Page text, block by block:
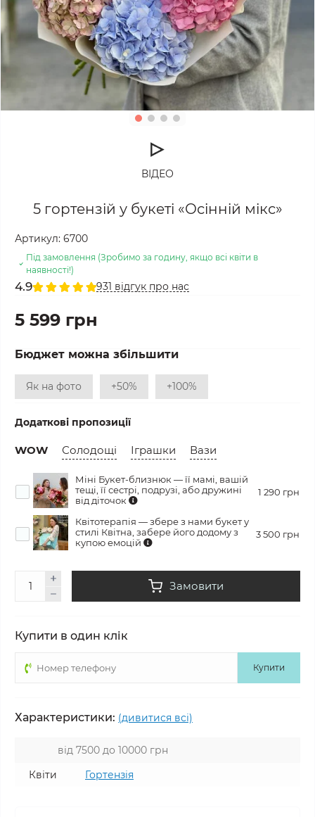
ВІДЕО
5 гортензій у букеті «Осінній мікс»
Артикул: 6700
Під замовлення (Зробимо за годину, якщо всі квіти в
наявності!)
4.9 931 відгук про нас
5 599 грн
Бюджет можна збільшити
Як на фото +50% +100%
Додаткові пропозиції
WOW Солодощі Іграшки Вази
Міні Букет-близнюк — її мамі, вашій
тещі, її сестрі, подрузі, або дружині
від діточок
1 290 грн
Квітотерапія — збере з нами букет у
стилі Квітна, забере його додому з
купою емоцій
3 500 грн
Замовити
Купити в один клік
Купити
Характеристики: (дивитися всі)
від 7500 до 10000 грн
Квіти
Гортензія